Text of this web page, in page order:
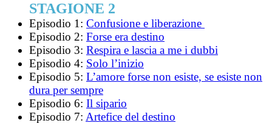
STAGIONE 2
Episodio 1: Confusione e liberazione
Episodio 2: Forse era destino
Episodio 3: Respira e lascia a me i dubbi
Episodio 4: Solo l’inizio
Episodio 5: L’amore forse non esiste, se esiste non
dura per sempre
Episodio 6: Il sipario
Episodio 7: Artefice del destino